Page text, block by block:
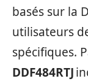
basés sur la
utilisateurs
spécifiques.
DDF484RTJ